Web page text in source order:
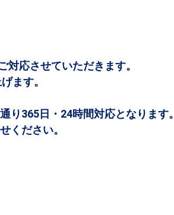
応させていただきます。
ます。
365日・24時間対応となります。
ください。